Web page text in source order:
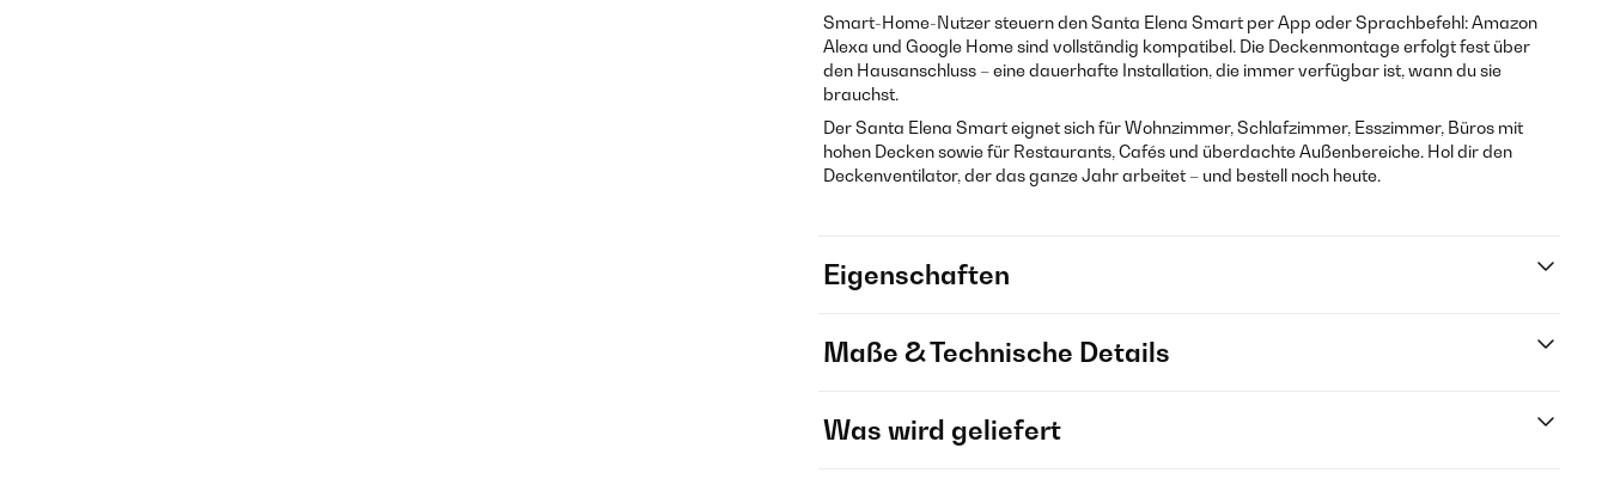
Smart-Home-Nutzer steuern den Santa Elena Smart per App oder Sprachbefehl: Amazon
Alexa und Google Home sind vollständig kompatibel. Die Deckenmontage erfolgt fest über
den Hausanschluss – eine dauerhafte Installation, die immer verfügbar ist, wann du sie
brauchst.
Der Santa Elena Smart eignet sich für Wohnzimmer, Schlafzimmer, Esszimmer, Büros mit
hohen Decken sowie für Restaurants, Cafés und überdachte Außenbereiche. Hol dir den
Deckenventilator, der das ganze Jahr arbeitet – und bestell noch heute.
Eigenschaften
Maße & Technische Details
Was wird geliefert